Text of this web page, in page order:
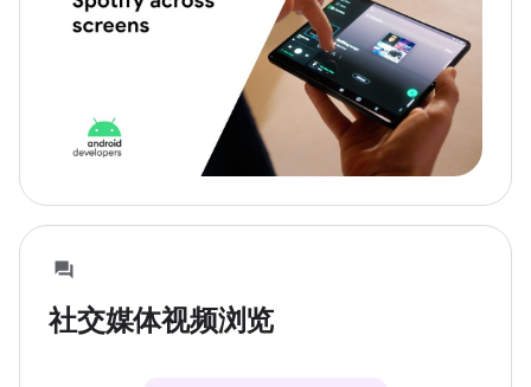
社交媒体视频浏览